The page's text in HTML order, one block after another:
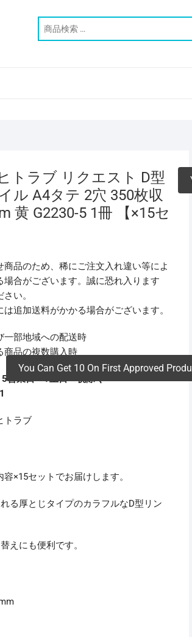
トラブ リクエスト D型
ル A4タテ 2穴 350枚収
黄 G2230-5 1冊 【×15セ
商品のため、稀にご注文入れ違い等によ
場合がございます。誠に恐れ入ります
い。
は追加送料がかかる場合がございます。
一部地域への配送時
商品の複数購入時
5営業日 ※土日・祝除く
トラブ
容×15セットでお届けします。
る厚とじタイプのカラフルなD型リン
えにも便利です。
You Can Get 10 On First Approved